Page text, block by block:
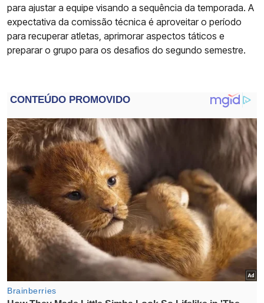
para ajustar a equipe visando a sequência da temporada. A
expectativa da comissão técnica é aproveitar o período
para recuperar atletas, aprimorar aspectos táticos e
preparar o grupo para os desafios do segundo semestre.